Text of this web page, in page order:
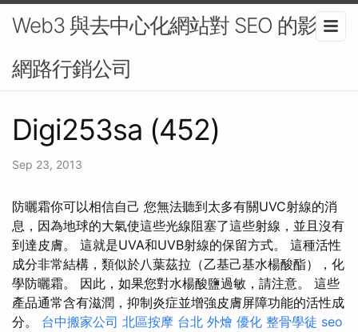
Web3 與去中心化網站對 SEO 的影響-
網路行銷公司
Digi253sa (452)
Sep 23, 2013
防曬霜你可以相信自己 您無法聽到太多有關UVC射線的消
息，因為地球的大氣使這些光線阻塞了這些射線，並且沒有
到達皮膚。 這就是UVA和UVB射線的保留方式。 這種活性
成分非常結構，類似於八葉茲拉（乙基己基水楊酸酯），化
學防曬霜。 因此，如果您對水楊酸鹽過敏，請注意。 這些
產品通常含有滋潤，抑制炎症並增強皮膚屏障功能的活性成
分。 台中搬家公司 北區按摩 台北 外燴 優化 整骨學徒 seo